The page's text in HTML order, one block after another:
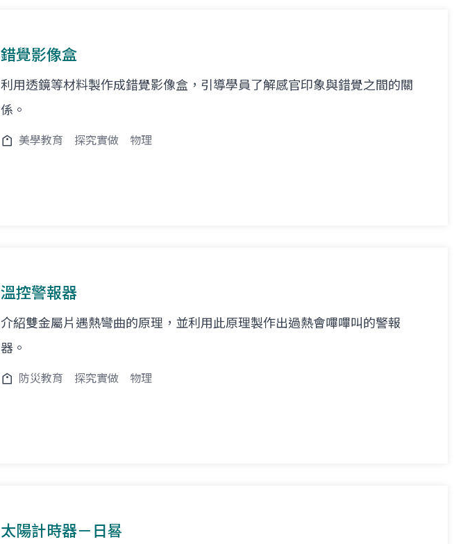
錯覺影像盒
利用透鏡等材料製作成錯覺影像盒，引導學員了解感官印象與錯覺之間的關
係。
美學教育 探究實做 物理
溫控警報器
介紹雙金屬片遇熱彎曲的原理，並利用此原理製作出過熱會嗶嗶叫的警報
器。
防災教育 探究實做 物理
太陽計時器－日晷